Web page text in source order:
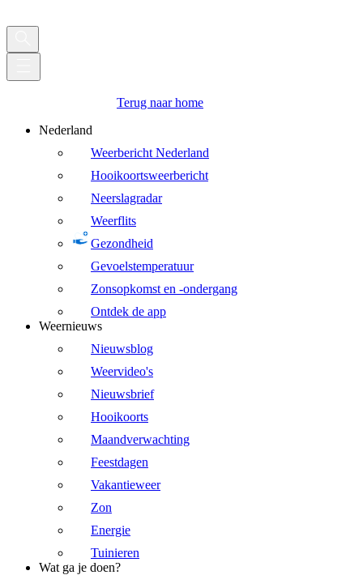
Terug naar home
Nederland
Weerbericht Nederland
Hooikoortsweerbericht
Neerslagradar
Weerflits
Gezondheid
Gevoelstemperatuur
Zonsopkomst en -ondergang
Ontdek de app
Weernieuws
Nieuwsblog
Weervideo's
Nieuwsbrief
Hooikoorts
Maandverwachting
Feestdagen
Vakantieweer
Zon
Energie
Tuinieren
Wat ga je doen?